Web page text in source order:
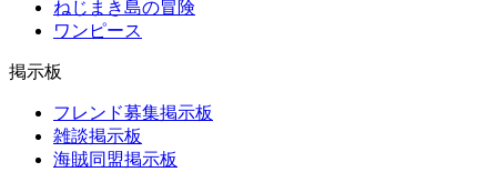
ねじまき島の冒険
ワンピース
掲示板
フレンド募集掲示板
雑談掲示板
海賊同盟掲示板